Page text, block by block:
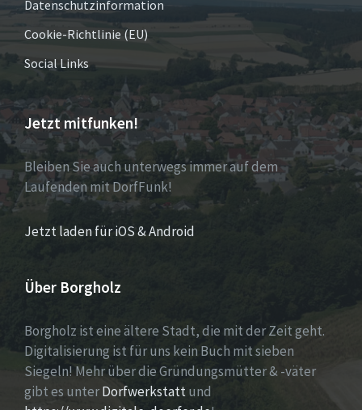
Datenschutzinformation
Cookie-Richtlinie (EU)
Social Links
Jetzt mitfunken!
Bleiben Sie auch unterwegs immer auf dem
Laufenden mit DorfFunk!
Jetzt laden für iOS & Android
Über Borgholz
Borgholz ist eine ältere Stadt, die mit der Zeit geht.
Digitalisierung ist für uns kein Buch mit sieben
Siegeln! Mehr über die Gründungsmütter & -väter
gibt es unterDorfwerkstattund